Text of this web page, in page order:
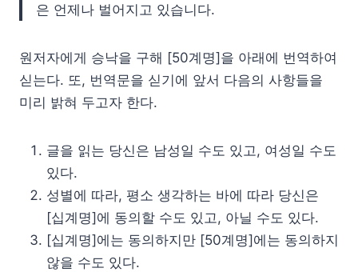
은 언제나 벌어지고 있습니다.
원저자에게 승낙을 구해 [50계명]을 아래에 번역하여
싣는다. 또, 번역문을 싣기에 앞서 다음의 사항들을
미리 밝혀 두고자 한다.
글을 읽는 당신은 남성일 수도 있고, 여성일 수도
있다.
성별에 따라, 평소 생각하는 바에 따라 당신은
[십계명]에 동의할 수도 있고, 아닐 수도 있다.
[십계명]에는 동의하지만 [50계명]에는 동의하지
않을 수도 있다.